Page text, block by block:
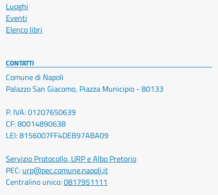
Luoghi
Eventi
Elenco libri
CONTATTI
Comune di Napoli
Palazzo San Giacomo, Piazza Municipio - 80133
P. IVA: 01207650639
CF: 80014890638
LEI: 8156007FF4DEB97ABA09
Servizio Protocollo, URP e Albo Pretorio
PEC: urp@pec.comune.napoli.it
Centralino unico:0817951111